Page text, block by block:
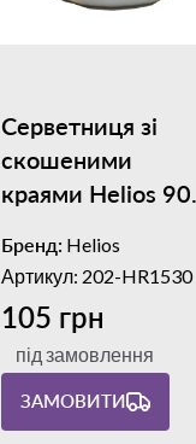
Серветниця зі
скошеними
краями Helios 90
Бренд: Helios
Артикул: 202-HR1530
105 грн
під замовлення
ЗАМОВИТИ